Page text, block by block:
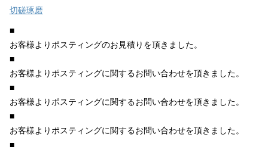
切磋琢磨
■
お客様よりポスティングのお見積りを頂きました。
■
お客様よりポスティングに関するお問い合わせを頂きました。
■
お客様よりポスティングに関するお問い合わせを頂きました。
■
お客様よりポスティングに関するお問い合わせを頂きました。
■